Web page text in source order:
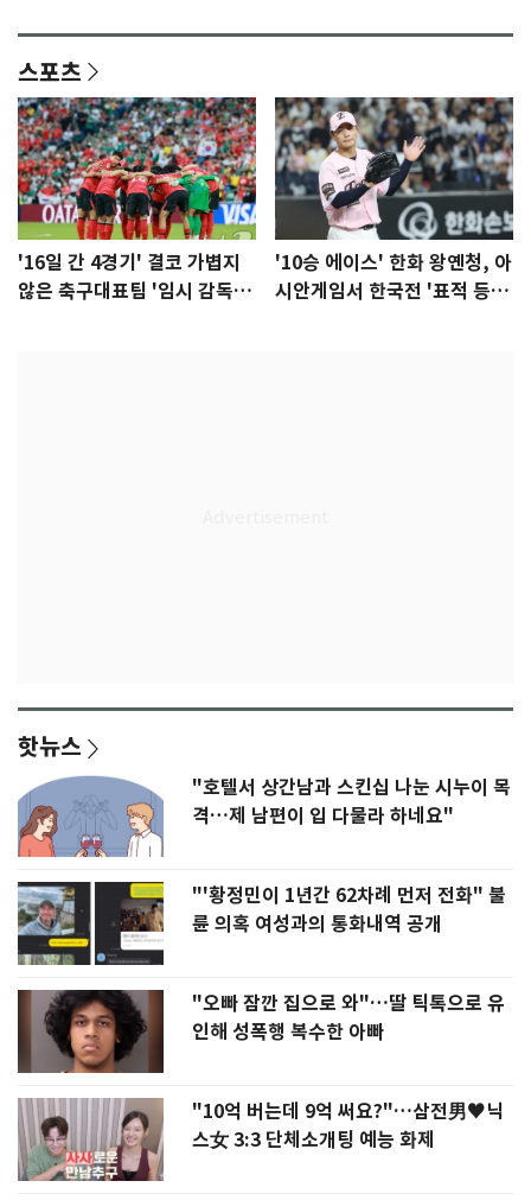
스포츠
'16일 간 4경기' 결코 가볍지
않은 축구대표팀 '임시 감독'
'10승 에이스' 한화 왕옌청, 아
시안게임서 한국전 '표적 등
핫뉴스
"호텔서 상간남과 스킨십 나눈 시누이 목
격…제 남편이 입 다물라 하네요"
"'황정민이 1년간 62차례 먼저 전화" 불
륜 의혹 여성과의 통화내역 공개
"오빠 잠깐 집으로 와"…딸 틱톡으로 유
인해 성폭행 복수한 아빠
"10억 버는데 9억 써요?"…삼전男♥닉
스女 3:3 단체소개팅 예능 화제